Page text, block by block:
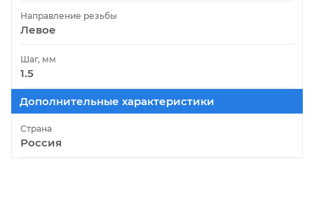
Направление резьбы
Левое
Шаг, мм
1.5
Дополнительные характеристики
Страна
Россия